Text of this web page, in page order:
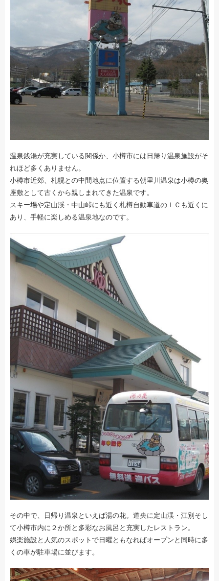
温泉銭湯が充実している関係か、小樽市には日帰り温泉施設がそ
れほど多くありません。
小樽市近郊、札幌との中間地点に位置する朝里川温泉は小樽の奥
座敷として古くから親しまれてきた温泉です。
スキー場や定山渓・中山峠にも近く札樽自動車道のＩＣも近くに
あり、手軽に楽しめる温泉地なのです。
その中で、日帰り温泉といえば湯の花。道央に定山渓・江別そし
て小樽市内に２か所と多彩なお風呂と充実したレストラン。
娯楽施設と人気のスポットで日曜ともなればオープンと同時に多
くの車が駐車場に並びます。